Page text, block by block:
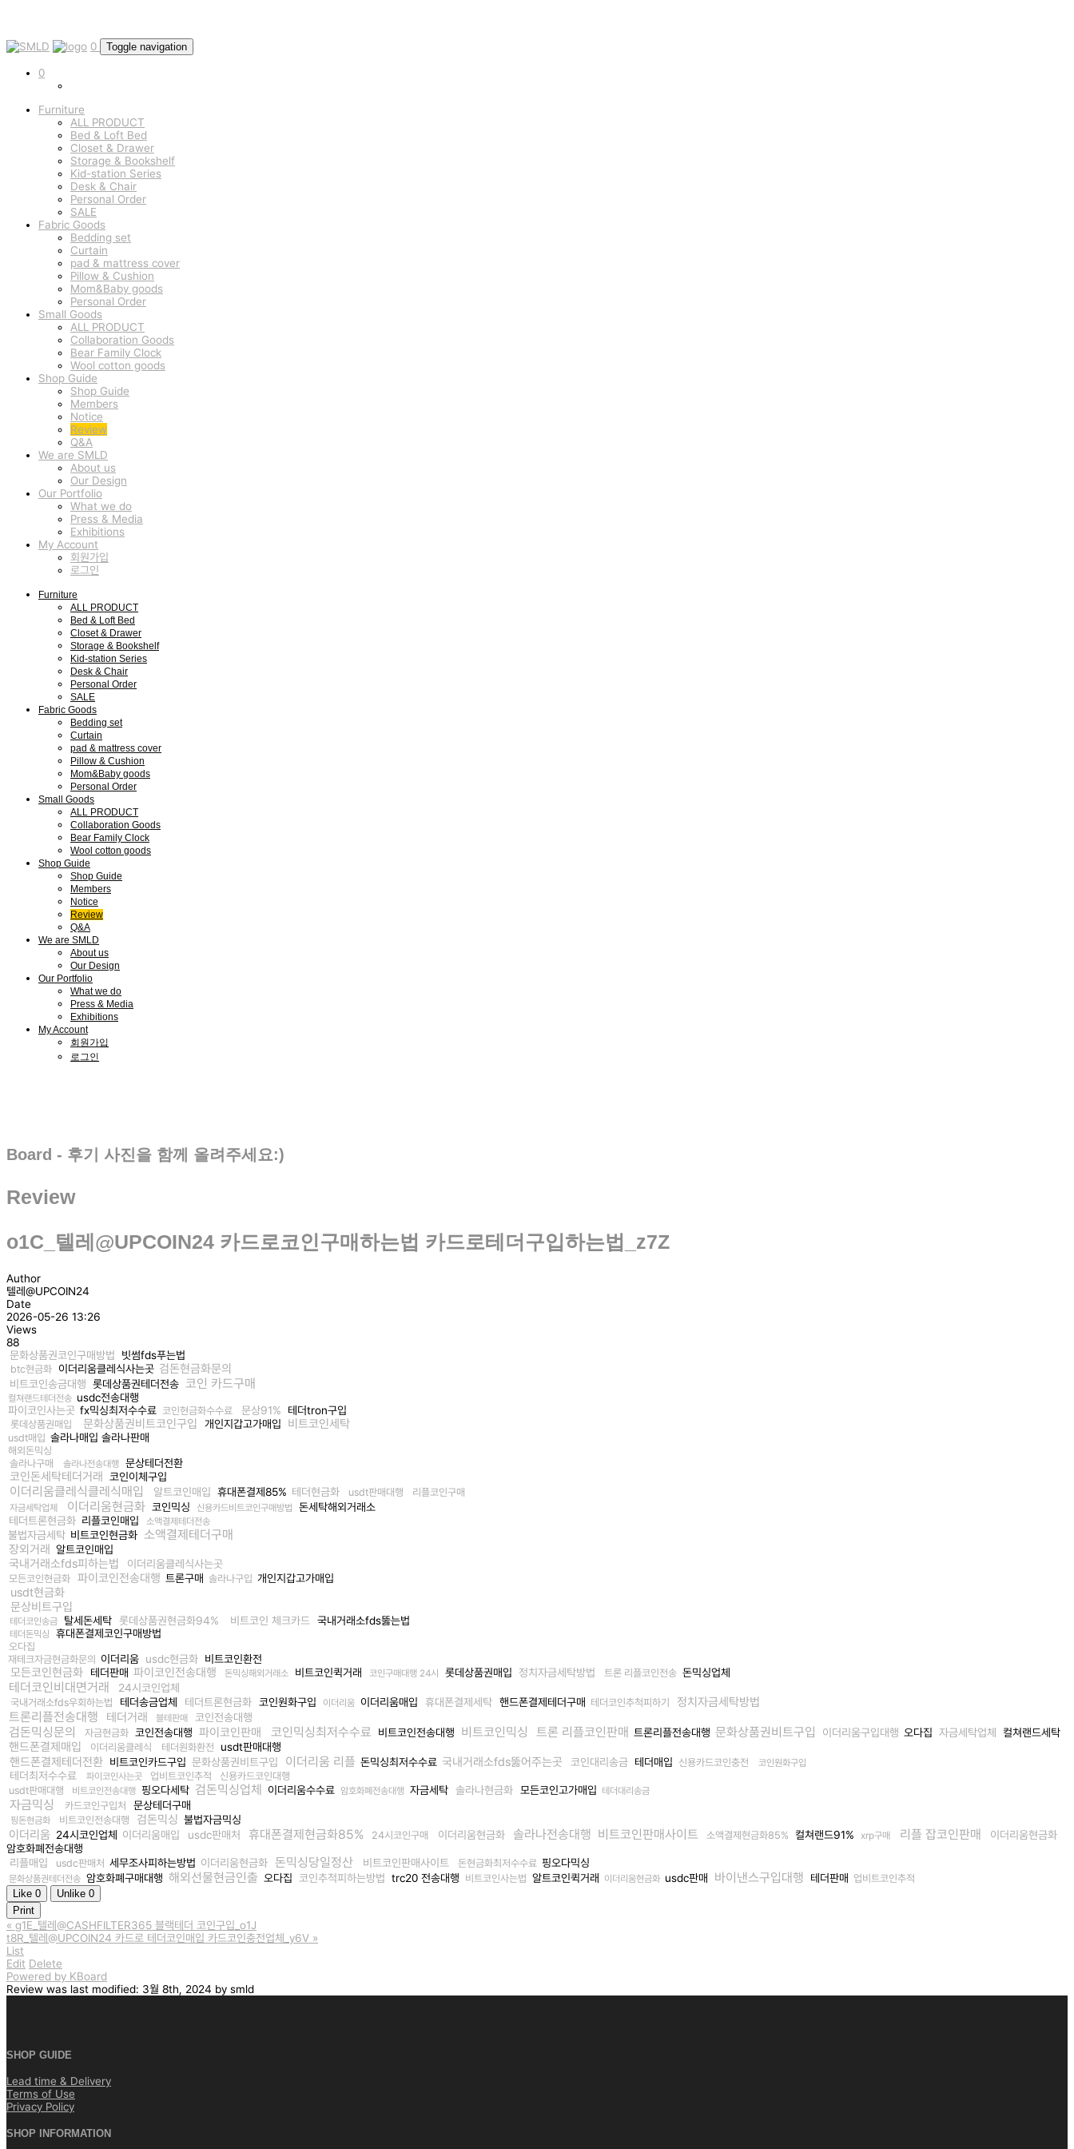
0 Toggle navigation
0
Furniture
ALL PRODUCT
Bed & Loft Bed
Closet & Drawer
Storage & Bookshelf
Kid-station Series
Desk & Chair
Personal Order
SALE
Fabric Goods
Bedding set
Curtain
pad & mattress cover
Pillow & Cushion
Mom&Baby goods
Personal Order
Small Goods
ALL PRODUCT
Collaboration Goods
Bear Family Clock
Wool cotton goods
Shop Guide
Shop Guide
Members
Notice
Review
Q&A
We are SMLD
About us
Our Design
Our Portfolio
What we do
Press & Media
Exhibitions
My Account
회원가입
로그인
Furniture
ALL PRODUCT
Bed & Loft Bed
Closet & Drawer
Storage & Bookshelf
Kid-station Series
Desk & Chair
Personal Order
SALE
Fabric Goods
Bedding set
Curtain
pad & mattress cover
Pillow & Cushion
Mom&Baby goods
Personal Order
Small Goods
ALL PRODUCT
Collaboration Goods
Bear Family Clock
Wool cotton goods
Shop Guide
Shop Guide
Members
Notice
Review
Q&A
We are SMLD
About us
Our Design
Our Portfolio
What we do
Press & Media
Exhibitions
My Account
회원가입
로그인
Board - 후기 사진을 함께 올려주세요:)
Review
o1C_텔레@UPCOIN24 카드로코인구매하는법 카드로테더구입하는법_z7Z
Author
텔레@UPCOIN24
Date
2026-05-26 13:26
Views
88
문화상품권코인구매방법
빗썸fds푸는법
btc현금화 이더리움클레식사는곳 검돈현금화문의
비트코인송금대행 롯데상품권테더전송 코인 카드구매
컬쳐랜드테더전송 usdc전송대행
파이코인사는곳 fx믹싱최저수수료 코인현금화수수료 문상91% 테더tron구입
롯데상품권매입 문화상품권비트코인구입 개인지갑고가매입 비트코인세탁
usdt매입 솔라나매입 솔라나판매
해외돈믹싱
솔라나구매
솔라나전송대행 문상테더전환
코인돈세탁테더거래 코인이체구입
이더리움클레식클레식매입 알트코인매입 휴대폰결제85% 테더현금화 usdt판매대행 리플코인구매
자금세탁업체 이더리움현금화 코인믹싱 신용카드비트코인구매방법
돈세탁해외거래소
테더트론현금화 리플코인매입 소액결제테더전송
불법자금세탁 비트코인현금화 소액결제테더구매
장외거래 알트코인매입
국내거래소fds피하는법 이더리움클레식사는곳
모든코인현금화 파이코인전송대행 트론구매 솔라나구입 개인지갑고가매입
usdt현금화
문상비트구입
테더코인송금 탈세돈세탁 롯데상품권현금화94% 비트코인 체크카드 국내거래소fds뚫는법
테더돈믹싱 휴대폰결제코인구매방법
오다집
재테크자금현금화문의
이더리움 usdc현금화 비트코인환전
모든코인현금화 테더판매 파이코인전송대행 돈믹싱해외거래소 비트코인퀵거래 코인구매대행 24시 롯데상품권매입 정치자금세탁방법 트론 리플코인전송 돈믹싱업체
테더코인비대면거래 24시코인업체
국내거래소fds우회하는법 테더송금업체 테더트론현금화 코인원화구입 이더리움 이더리움매입 휴대폰결제세탁 핸드폰결제테더구매 테더코인추척피하기 정치자금세탁방법
트론리플전송대행 테더거래 블테판매 코인전송대행
검돈믹싱문의 자금현금화 코인전송대행 파이코인판매 코인믹싱최저수수료 비트코인전송대행 비트코인믹싱 트론 리플코인판매 트론리플전송대행 문화상품권비트구입 이더리움구입대행 오다집 자금세탁업체 컬쳐랜드세탁
핸드폰결제매입 이더리움클레식 테더원화환전 usdt판매대행
핸드폰결제테더전환 비트코인카드구입 문화상품권비트구입 이더리움 리플 돈믹싱최저수수료 국내거래소fds뚫어주는곳 코인대리송금 테더매입 신용카드코인충전 코인원화구입
테더최저수수료 파이코인사는곳 업비트코인추적
신용카드코인대행
usdt판매대행
비트코인전송대행 핑오다세탁 검돈믹싱업체 이더리움수수료 암호화폐전송대행 자금세탁 솔라나현금화 모든코인고가매입 테더대리송금
자금믹싱 카드코인구입처 문상테더구매
핑돈현금화 비트코인전송대행 검돈믹싱 불법자금믹싱
이더리움 24시코인업체 이더리움매입 usdc판매처 휴대폰결제현금화85% 24시코인구매 이더리움현금화 솔라나전송대행 비트코인판매사이트 소액결제현금화85% 컬쳐랜드91% xrp구매 리플 잡코인판매
이더리움현금화
암호화폐전송대행
리플매입
usdc판매처 세무조사피하는방법 이더리움현금화 돈믹싱당일정산 비트코인판매사이트 돈현금화최저수수료 핑오다믹싱
문화상품권테더전송 암호화폐구매대행 해외선물현금인출 오다집 코인추적피하는방법 trc20 전송대행 비트코인사는법 알트코인퀵거래 이더리움현금화 usdc판매 바이낸스구입대행 테더판매 업비트코인추적
Like 0 Unlike 0
Print
« g1E_텔레@CASHFILTER365 블랙테더 코인구입_o1J
t8R_텔레@UPCOIN24 카드로 테더코인매입 카드코인충전업체_y6V »
List
Edit Delete
Powered by KBoard
Review was last modified: 3월 8th, 2024 by smld
SHOP GUIDE
Lead time & Delivery
Terms of Use
Privacy Policy
SHOP INFORMATION